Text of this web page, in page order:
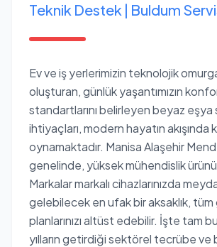
Teknik Destek | Buldum
Ev ve iş yerlerimizin teknolojik
oluşturan, günlük yaşantımızın
standartlarını belirleyen beyaz eşya
ihtiyaçları, modern hayatın akışında
oynamaktadır. Manisa Alaşehir
genelinde, yüksek mühendislik
Markalar markalı cihazlarınızda
gelebilecek en ufak bir aksaklık, tüm
planlarınızı altüst edebilir. İşte tam
yılların getirdiği sektörel tecrübe ve